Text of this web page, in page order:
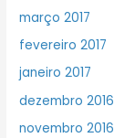
março 2017
fevereiro 2017
janeiro 2017
dezembro 2016
novembro 2016